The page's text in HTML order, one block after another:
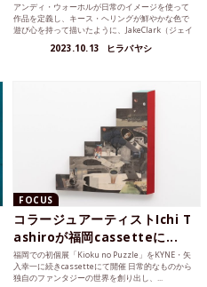
アンディ・ウォーホルが日常のイメージを使って
作品を定義し、キース・ヘリングが鮮やかな色で
遊び心を持って描いたように、JakeClark（ジェイ
2023.10.13 ヒラバヤシ
FOCUS
コラージュアーティストIchi T
ashiroが福岡cassetteに...
福岡での初個展「Kioku no Puzzle」をKYNE・矢
入幸一に続きcassetteにて開催 日常的なものから
独自のファンタジーの世界を創り出し、...